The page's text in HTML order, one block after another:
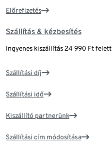
Előrefizetés
Szállítás & kézbesítés
Ingyenes kiszállítás 24 990 Ft felett
Szállítási díj
Szállítási idő
Kiszállító partnerünk
Szállítási cím módosítása